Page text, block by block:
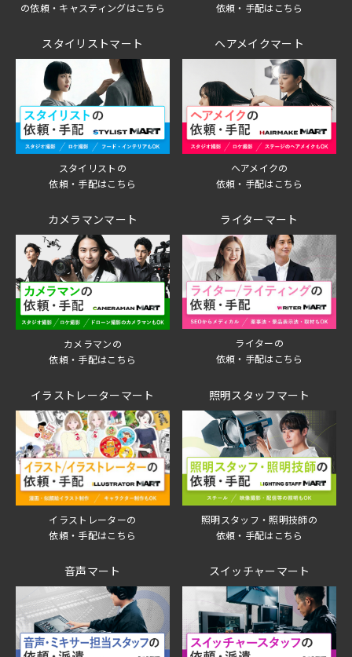
の依頼・キャスティングはこちら
依頼・手配はこちら
スタイリストマート
スタイリストの
依頼・手配はこちら
ヘアメイクマート
ヘアメイクの
依頼・手配はこちら
カメラマンマート
カメラマンの
依頼・手配はこちら
ライターマート
ライターの
依頼・手配はこちら
イラストレーターマート
イラストレーターの
依頼・手配はこちら
照明スタッフマート
照明スタッフ・照明技師の
依頼・手配はこちら
音声マート スイッチャーマート